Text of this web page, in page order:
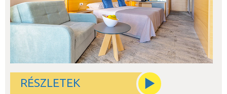
RÉSZLETEK